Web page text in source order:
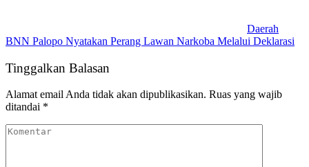
Daerah
BNN Palopo Nyatakan Perang Lawan Narkoba Melalui Deklarasi
Tinggalkan Balasan
Alamat email Anda tidak akan dipublikasikan. Ruas yang wajib
ditandai *